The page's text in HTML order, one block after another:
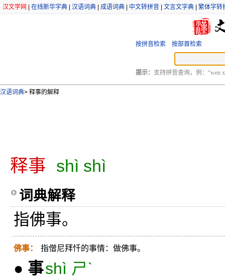
汉文学网 在线新华字典 汉语词典 成语词典 中文转拼音 文言文字典 繁体字转
按拼音检索 按部首检索
提示： 支持拼音查询，例：“wen
汉语词典> 释事的解释
释事 shì shì
词典解释
指佛事。
佛事： 指僧尼拜忏的事情：做佛事。
● 事shì ㄕˋ